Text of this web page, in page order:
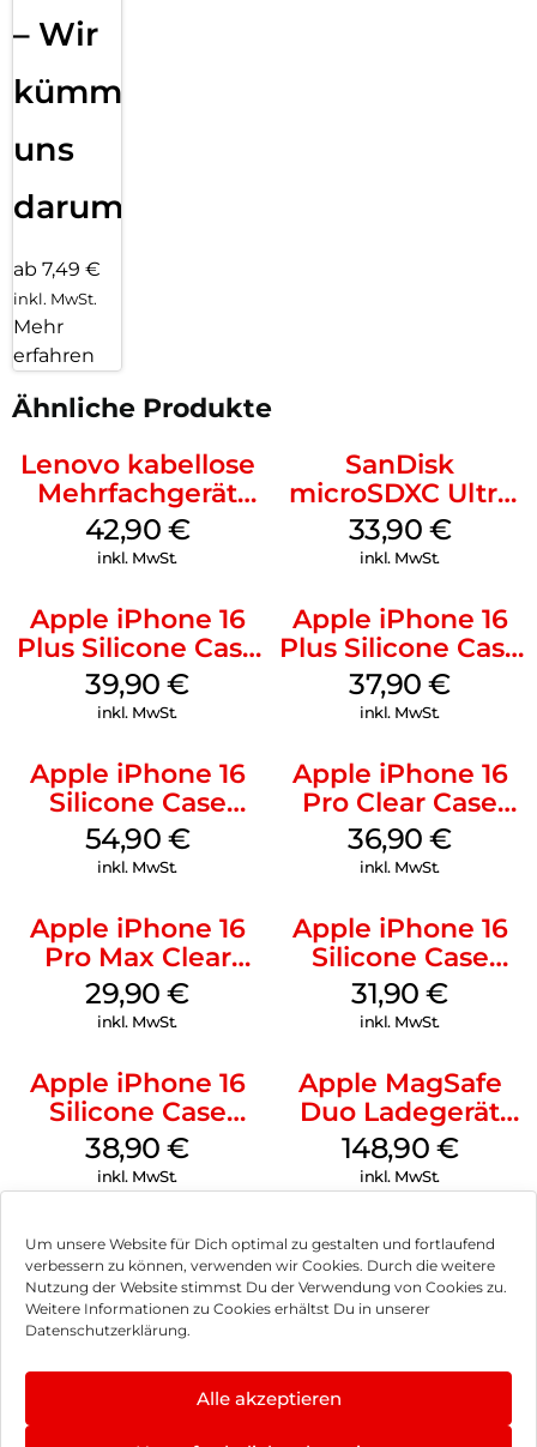
Um unsere Website für Dich optimal zu gestalten und fortlaufend
verbessern zu können, verwenden wir Cookies. Durch die weitere
Nutzung der Website stimmst Du der Verwendung von Cookies zu.
Weitere Informationen zu Cookies erhältst Du in unserer
Datenschutzerklärung.
Alle akzeptieren
– Wir
kümmern
uns
darum!
ab 7,49 €
inkl. MwSt.
Mehr
erfahren
Ähnliche Produkte
Lenovo kabellose
Mehrfachgerät
Luna Grey
42,90 €
inkl. MwSt.
SanDisk
microSDXC Ultra
128 GB + Adapter
Mobile
33,90 €
inkl. MwSt.
Apple iPhone 16
Plus Silicone Case
MagSafe Plum
39,90€
inkl. MwSt.
Apple iPhone 16
Plus Silicone Case
MagSafe Lake
Green
37,90€
inkl. MwSt.
Apple iPhone 16
Silicone Case
MagSafe Black
54,90 €
inkl. MwSt.
Apple iPhone 16
Pro Clear Case
MagSafe
Transparent
36,90€
inkl. MwSt.
Apple iPhone 16
Pro Max Clear
Case MagSafe
Transparent
29,90€
inkl. MwSt.
Apple iPhone 16
Silicone Case
MagSafe Fuchsia
31,90€
inkl. MwSt.
Apple iPhone 16
Silicone Case
MagSafe
Ultramarine
38,90€
inkl. MwSt.
Apple MagSafe
Duo Ladegerät
Weiß
148,90 €
inkl. MwSt.
Impressum